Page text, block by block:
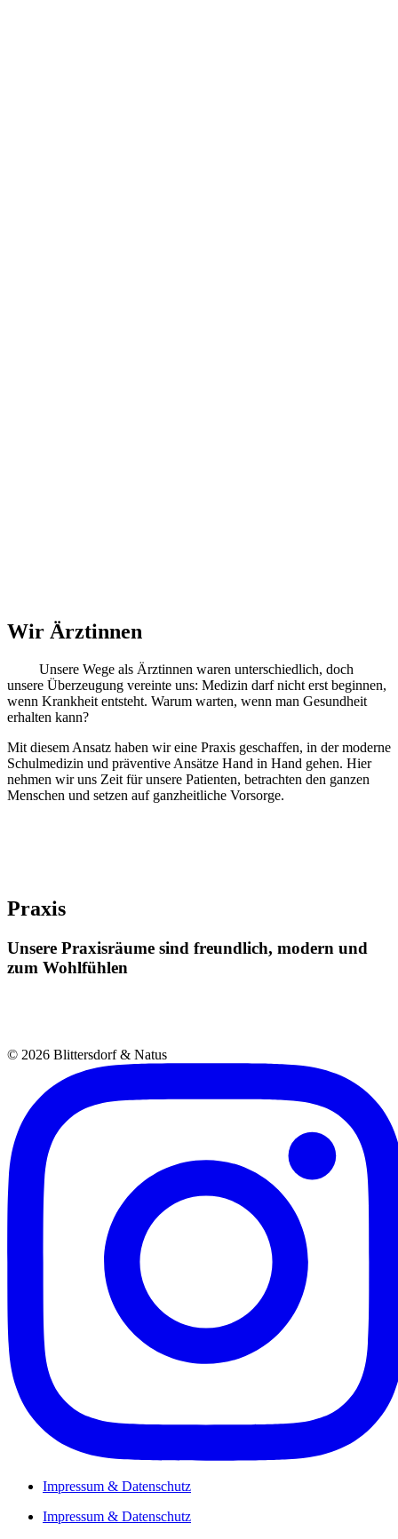
Wir Ärztinnen
Unsere Wege als Ärztinnen waren unterschiedlich, doch
unsere Überzeugung vereinte uns: Medizin darf nicht erst beginnen,
wenn Krankheit entsteht. Warum warten, wenn man Gesundheit
erhalten kann?
Mit diesem Ansatz haben wir eine Praxis geschaffen, in der moderne
Schulmedizin und präventive Ansätze Hand in Hand gehen. Hier
nehmen wir uns Zeit für unsere Patienten, betrachten den ganzen
Menschen und setzen auf ganzheitliche Vorsorge.
Praxis
Unsere Praxisräume sind freundlich, modern und
zum Wohlfühlen
© 2026 Blittersdorf & Natus
Impressum & Datenschutz
Impressum & Datenschutz